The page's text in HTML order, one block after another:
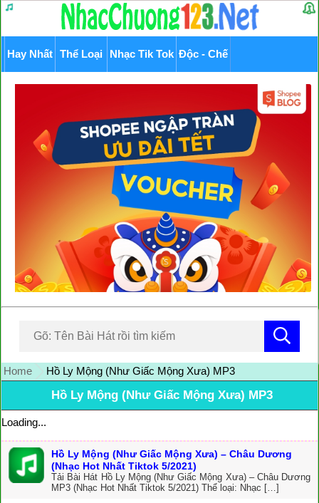
Hay Nhất Thể Loại Nhạc Tik Tok Độc - Chế
Home Hồ Ly Mộng (Như Giấc Mộng Xưa) MP3
Hồ Ly Mộng (Như Giấc Mộng Xưa) MP3
Loading...
Hồ Ly Mộng (Như Giấc Mộng Xưa) – Châu Dương
(Nhạc Hot Nhất Tiktok 5/2021)
Tải Bài Hát Hồ Ly Mộng (Như Giấc Mộng Xưa) – Châu Dương
MP3 (Nhạc Hot Nhất Tiktok 5/2021) Thể loại: Nhạc […]